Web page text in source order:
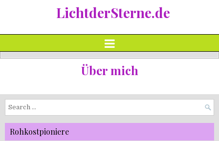
LichtderSterne.de
Über mich
Search
for:
Rohkostpioniere